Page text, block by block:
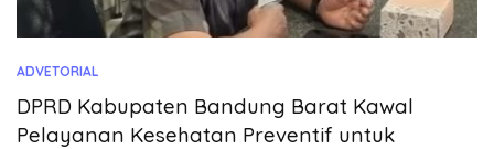
ADVETORIAL
DPRD Kabupaten Bandung Barat Kawal
Pelayanan Kesehatan Preventif untuk